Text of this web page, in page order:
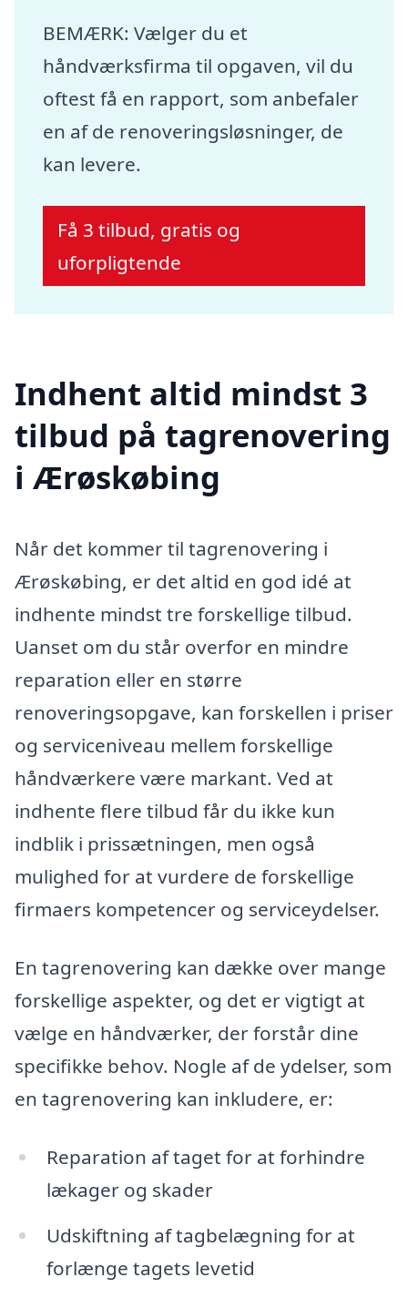
BEMÆRK: Vælger du et
håndværksfirma til opgaven, vil du
oftest få en rapport, som anbefaler
en af de renoveringsløsninger, de
kan levere.
Få 3 tilbud, gratis og
uforpligtende
Indhent altid mindst 3
tilbud på tagrenovering
i Ærøskøbing
Når det kommer til tagrenovering i
Ærøskøbing, er det altid en god idé at
indhente mindst tre forskellige tilbud.
Uanset om du står overfor en mindre
reparation eller en større
renoveringsopgave, kan forskellen i priser
og serviceniveau mellem forskellige
håndværkere være markant. Ved at
indhente flere tilbud får du ikke kun
indblik i prissætningen, men også
mulighed for at vurdere de forskellige
firmaers kompetencer og serviceydelser.
En tagrenovering kan dække over mange
forskellige aspekter, og det er vigtigt at
vælge en håndværker, der forstår dine
specifikke behov. Nogle af de ydelser, som
en tagrenovering kan inkludere, er:
Reparation af taget for at forhindre
lækager og skader
Udskiftning af tagbelægning for at
forlænge tagets levetid